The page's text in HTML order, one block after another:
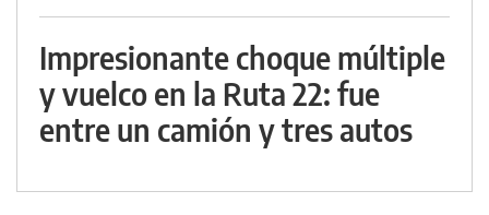
Impresionante choque múltiple
y vuelco en la Ruta 22: fue
entre un camión y tres autos